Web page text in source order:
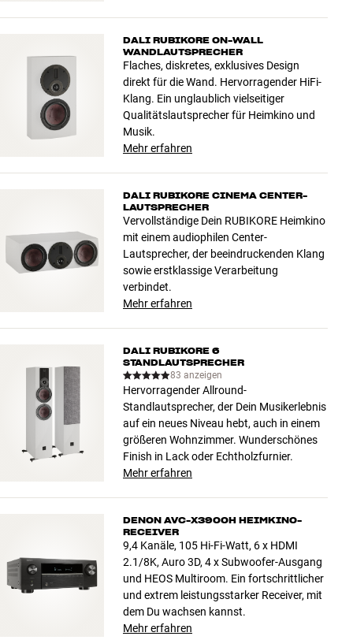
DALI RUBIKORE ON-WALL
WANDLAUTSPRECHER
Flaches, diskretes, exklusives Design
direkt für die Wand. Hervorragender HiFi-
Klang. Ein unglaublich vielseitiger
Qualitätslautsprecher für Heimkino und
Musik.
Mehr erfahren
DALI RUBIKORE CINEMA CENTER-
LAUTSPRECHER
Vervollständige Dein RUBIKORE Heimkino
mit einem audiophilen Center-
Lautsprecher, der beeindruckenden Klang
sowie erstklassige Verarbeitung
verbindet.
Mehr erfahren
DALI RUBIKORE 6
STANDLAUTSPRECHER
83 anzeigen
Hervorragender Allround-
Standlautsprecher, der Dein Musikerlebnis
auf ein neues Niveau hebt, auch in einem
größeren Wohnzimmer. Wunderschönes
Finish in Lack oder Echtholzfurnier.
Mehr erfahren
DENON AVC-X3900H HEIMKINO-
RECEIVER
9,4 Kanäle, 105 Hi-Fi-Watt, 6 x HDMI
2.1/8K, Auro 3D, 4 x Subwoofer-Ausgang
und HEOS Multiroom. Ein fortschrittlicher
und extrem leistungsstarker Receiver, mit
dem Du wachsen kannst.
Mehr erfahren